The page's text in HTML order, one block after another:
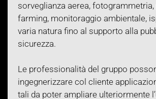
sorveglianza aerea,
farming, monitoraggio ambientale,
varia natura fino al supporto alla
sicurezza.
Le professionalità del gruppo
ingegnerizzare col cliente
tali da poter ampliare ulteriormente